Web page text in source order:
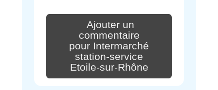
Ajouter un
commentaire
pour Intermarché
station-service
Etoile-sur-Rhône